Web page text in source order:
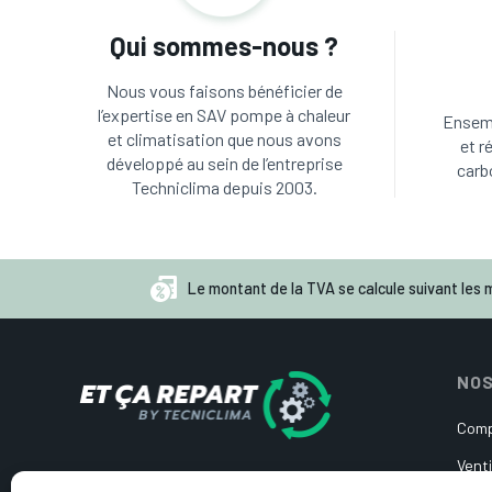
Qui sommes-nous ?
Nous vous faisons bénéficier de
l’expertise en SAV pompe à chaleur
et climatisation que nous avons
développé au sein de l’entreprise
Techniclima depuis 2003.
et
Le montant de la TVA se calcule suivant